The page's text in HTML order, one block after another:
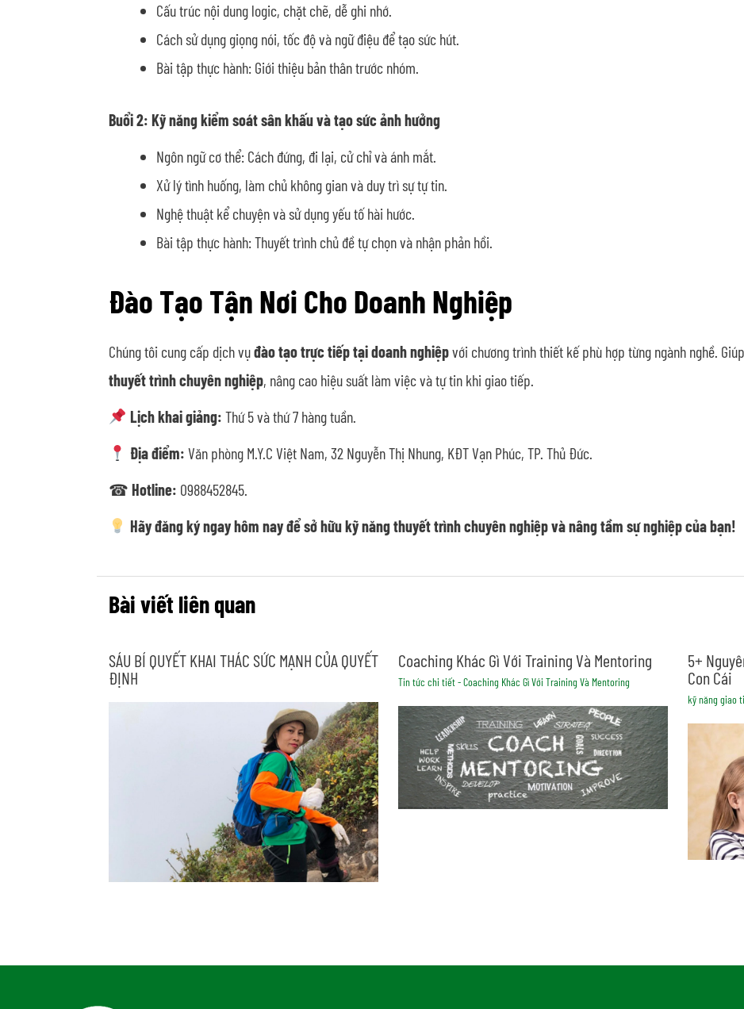
Cấu trúc nội dung logic, chặt chẽ, dễ ghi nhớ.
Cách sử dụng giọng nói, tốc độ và ngữ điệu để tạo sức hút.
Bài tập thực hành: Giới thiệu bản thân trước nhóm.
Buổi 2: Kỹ năng kiểm soát sân khấu và tạo sức ảnh hưởng
Ngôn ngữ cơ thể: Cách đứng, đi lại, cử chỉ và ánh mắt.
Xử lý tình huống, làm chủ không gian và duy trì sự tự tin.
Nghệ thuật kể chuyện và sử dụng yếu tố hài hước.
Bài tập thực hành: Thuyết trình chủ đề tự chọn và nhận phản hồi.
Đào Tạo Tận Nơi Cho Doanh Nghiệp
Chúng tôi cung cấp dịch vụđào tạo trực tiếp tại doanh nghiệpvới chương trình thiết kế phù hợp từng ngành nghề.
thuyết trình chuyên nghiệp, nâng cao hiệu suất làm việc và tự tin khi giao tiếp.
Lịch khai giảng: Thứ 5 và thứ 7 hàng tuần.
Địa điểm: Văn phòng M.Y.C Việt Nam, 32 Nguyễn Thị Nhung, KĐT Vạn Phúc, TP. Thủ Đức.
☎ Hotline: 0988452845.
Hãy đăng ký ngay hôm nay để sở hữu kỹ năng thuyết trình chuyên nghiệp và nâng tầm sự nghiệp của bạn!
Bài viết liên quan
SÁU BÍ QUYẾT KHAI THÁC SỨC MẠNH CỦA QUYẾT
ĐỊNH
Coaching Khác Gì Với Training Và Mentoring
Tin tức chi tiết - Coaching Khác Gì Với Training Và Mentoring
5+
Con Cái
kỹ năng giao